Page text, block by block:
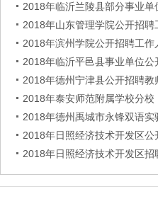
2018年临沂兰陵县部分事业
2018年山东管理学院公开招聘
2018年滨州学院公开招聘工作
2018年临沂平邑县事业单位
2018年德州宁津县公开招聘
2018年泰安师范附属学校分校
2018年德州禹城市永锋双语实
2018年日照经济技术开发区
2018年日照经济技术开发区招